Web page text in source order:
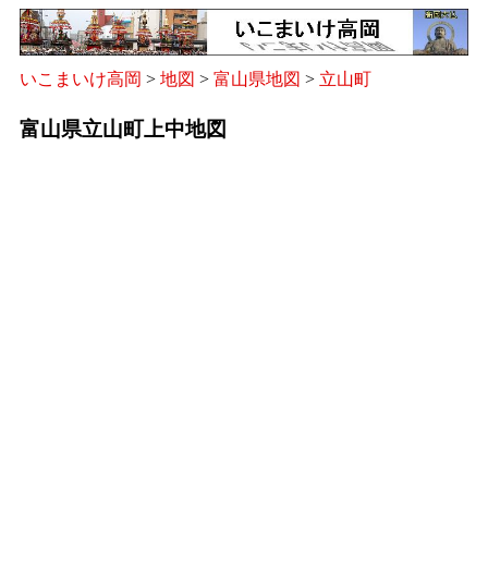
いこまいけ高岡 > 地図 > 富山県地図 > 立山町
富山県立山町上中地図